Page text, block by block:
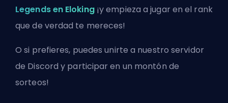
Legends en Eloking¡y empieza a jugar en el rank
que de verdad te mereces!
O si prefieres, puedesunirte a nuestro servidor
de Discord y participar en un montón de
sorteos!